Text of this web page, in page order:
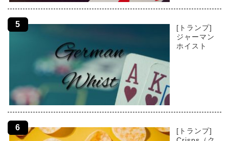
[トランプ]
ジャーマン
ホイスト
[トランプ]